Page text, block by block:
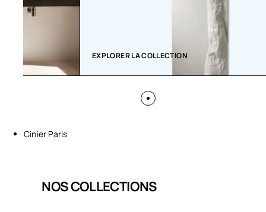
EXPLORER LA COLLECTION
Cinier Paris
NOS COLLECTIONS